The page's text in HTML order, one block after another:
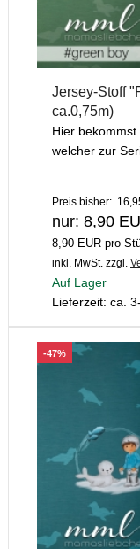
Jersey-Stoff
ca.0,75m)
Hier
welcher zur
Preis bisher:
nur: 8,90
8,90 EUR pro
inkl. MwSt. zzgl.
Auf Lager
Lieferzeit: ca.
-47%